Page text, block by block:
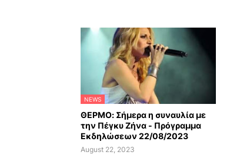
NEWS
ΘΕΡΜΟ: Σήμερα η συναυλία με
την Πέγκυ Ζήνα - Πρόγραμμα
Εκδηλώσεων 22/08/2023
August 22, 2023